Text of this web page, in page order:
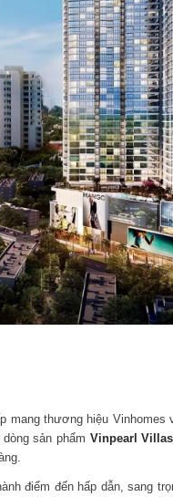
thương hiệu Vinhomes
sản phẩm Vinpearl Villas
điểm đến hấp dẫn, sang